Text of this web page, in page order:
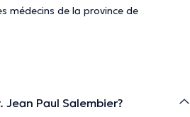
médecins de la province de
Paul Salembier?